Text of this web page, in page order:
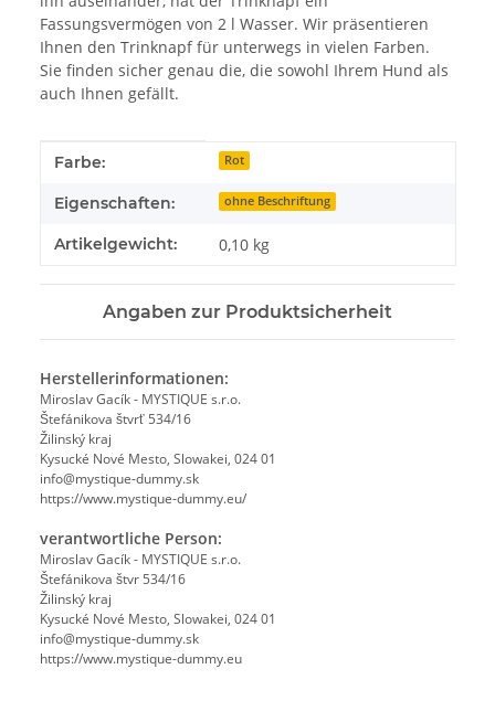
Fassungsvermögen von 2 l Wasser. Wir präsentieren
Ihnen den Trinknapf für unterwegs in vielen Farben.
Sie finden sicher genau die, die sowohl Ihrem Hund als
auch Ihnen gefällt.
Produkteigenschaft
Wert
Farbe: Rot
Eigenschaften: ohne Beschriftung
Artikelgewicht: 0,10 kg
Angaben zur Produktsicherheit
Herstellerinformationen:
Miroslav Gacík - MYSTIQUE s.r.o.
Štefánikova štvrť 534/16
Žilinský kraj
Kysucké Nové Mesto, Slowakei, 024 01
info@mystique-dummy.sk
https://www.mystique-dummy.eu/
verantwortliche Person:
Miroslav Gacík - MYSTIQUE s.r.o.
Štefánikova štvr 534/16
Žilinský kraj
Kysucké Nové Mesto, Slowakei, 024 01
info@mystique-dummy.sk
https://www.mystique-dummy.eu